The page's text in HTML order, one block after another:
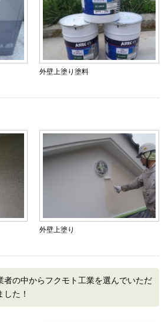
外壁上塗り塗料
外壁上塗り
者の中からフクモト工業を選んでいただ
た！